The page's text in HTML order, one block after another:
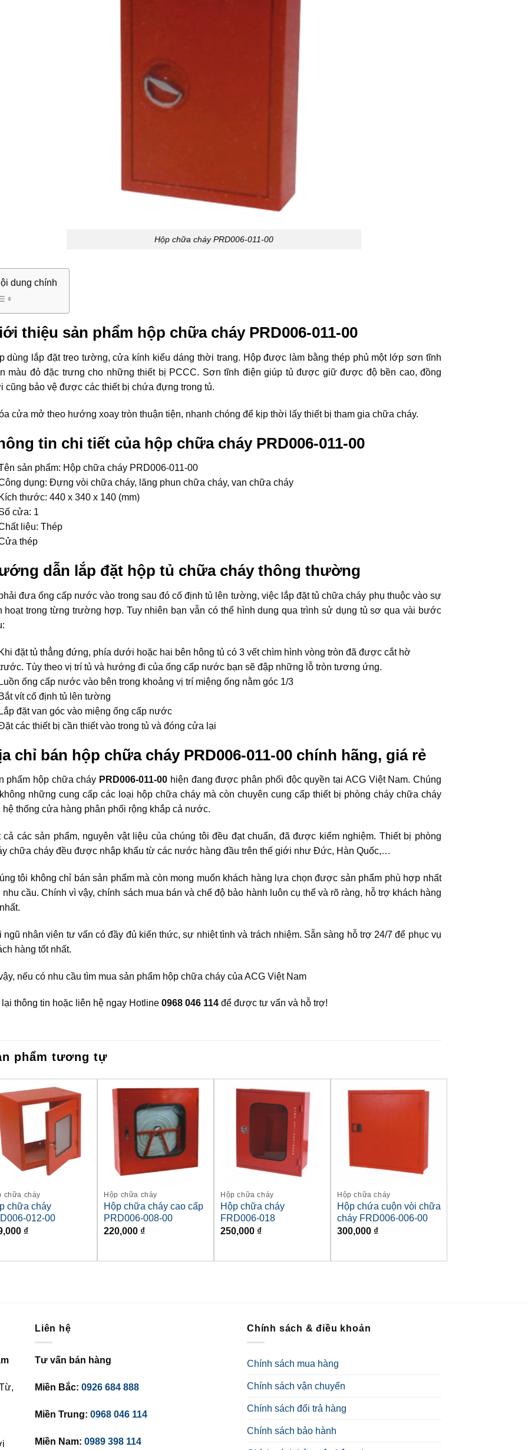
Hộp chữa cháy PRD006-011-00
dung chính
thiệu sản phẩm hộp chữa cháy PRD006-011-00
dùng lắp đặt treo tường, cửa kính kiểu dáng thời trang. Hộp được làm bằng thép phủ một lớp sơn tĩnh
màu đỏ đặc trưng cho những thiết bị PCCC. Sơn tĩnh điện giúp tủ được giữ được độ bền cao, đồng
cũng bảo vệ được các thiết bị chứa đựng trong tủ.
cửa mở theo hướng xoay tròn thuận tiện, nhanh chóng để kịp thời lấy thiết bị tham gia chữa cháy.
tin chi tiết của hộp chữa cháy PRD006-011-00
sản phẩm: Hộp chữa cháy PRD006-011-00
dụng: Đựng vòi chữa cháy, lăng phun chữa cháy, van chữa cháy
Kích thước: 440 x 340 x 140 (mm)
cửa: 1
liệu: Thép
thép
dẫn lắp đặt hộp tủ chữa cháy thông thường
đưa ống cấp nước vào trong sau đó cố định tủ lên tường, việc lắp đặt tủ chữa cháy phụ thuộc vào sự
hoạt trong từng trường hợp. Tuy nhiên bạn vẫn có thể hình dung qua trình sử dụng tủ sơ qua vài bước
Khi đặt tủ thẳng đứng, phía dưới hoặc hai bên hông tủ có 3 vết chìm hình vòng tròn đã được cắt hờ
Tùy theo vị trí tủ và hướng đi của ống cấp nước bạn sẽ đập những lỗ tròn tương ứng.
Luồn ống cấp nước vào bên trong khoảng vị trí miệng ống nằm góc 1/3
Bắt vít cố định tủ lên tường
Lắp đặt van góc vào miệng ống cấp nước
các thiết bị cần thiết vào trong tủ và đóng cửa lại
chỉ bán hộp chữa cháy PRD006-011-00 chính hãng, giá rẻ
phẩm hộp chữa cháy PRD006-011-00 hiện đang được phân phối độc quyền tại ACG Việt Nam. Chúng
những cung cấp các loại hộp chữa cháy mà còn chuyên cung cấp thiết bị phòng cháy chữa cháy
hệ thống cửa hàng phân phối rộng khắp cả nước.
cả các sản phẩm, nguyên vật liệu của chúng tôi đều đạt chuẩn, đã được kiểm nghiệm. Thiết bị phòng
chữa cháy đều được nhập khẩu từ các nước hàng đầu trên thế giới như Đức, Hàn Quốc,…
tôi không chỉ bán sản phẩm mà còn mong muốn khách hàng lựa chọn được sản phẩm phù hợp nhất
cầu. Chính vì vậy, chính sách mua bán và chế độ bảo hành luôn cụ thể và rõ ràng, hỗ trợ khách hàng
ngũ nhân viên tư vấn có đầy đủ kiến thức, sự nhiệt tình và trách nhiệm. Sẵn sàng hỗ trợ 24/7 để phục vụ
hàng tốt nhất.
nếu có nhu cầu tìm mua sản phẩm hộp chữa cháy của ACG Việt Nam
thông tin hoặc liên hệ ngay Hotline 0968 046 114để được tư vấn và hỗ trợ!
phẩm tương tự
chữa cháy
chữa cháy
012-00
₫
Hộp chữa cháy
Hộp chữa cháy cao cấp
PRD006-008-00
220,000 ₫
Hộp chữa cháy
Hộp chữa cháy
FRD006-018
250,000 ₫
Hộp chữa cháy
Hộp chứa cuộn vòi chữa
cháy FRD006-006-00
300,000 ₫
Liên hệ
Tư vấn bán hàng
Miền Bắc: 0926 684 888
Miền Trung: 0968 046 114
Miền Nam: 0989 398 114
Chính sách & điều khoản
Chính sách mua hàng
Chính sách vận chuyển
Chính sách đổi trả hàng
Chính sách bảo hành